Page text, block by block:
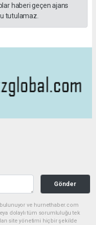
haberi geçen ajans
tutulamaz.
Gönder
ve hurnethaber.com
dolaylı tüm sorumluluğu tek
site yönetimi hiçbir şekilde